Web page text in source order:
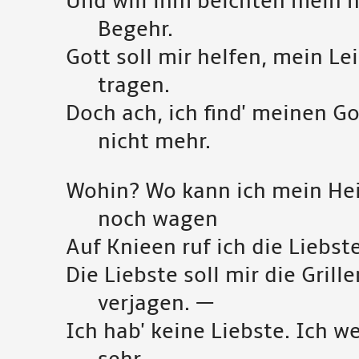
Begehr.
Gott soll mir helfen, mein
tragen.
Doch ach, ich find' meinen
nicht mehr.
Wohin? Wo kann ich mein
noch wagen
Auf Knieen ruf ich die
Die Liebste soll mir die
verjagen. —
Ich hab' keine Liebste. Ich